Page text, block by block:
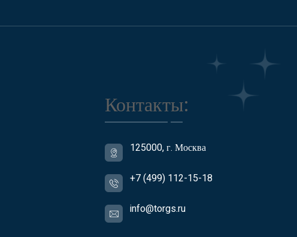
Контакты:
125000, г. Москва
+7 (499) 112-15-18
info@torgs.ru